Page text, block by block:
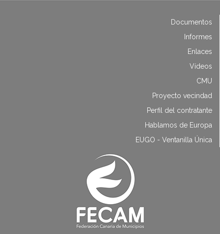
Documentos
Informes
Enlaces
Vídeos
CMU
Proyecto vecindad
Perfil del contratante
Hablamos de Europa
EUGO - Ventanilla Única